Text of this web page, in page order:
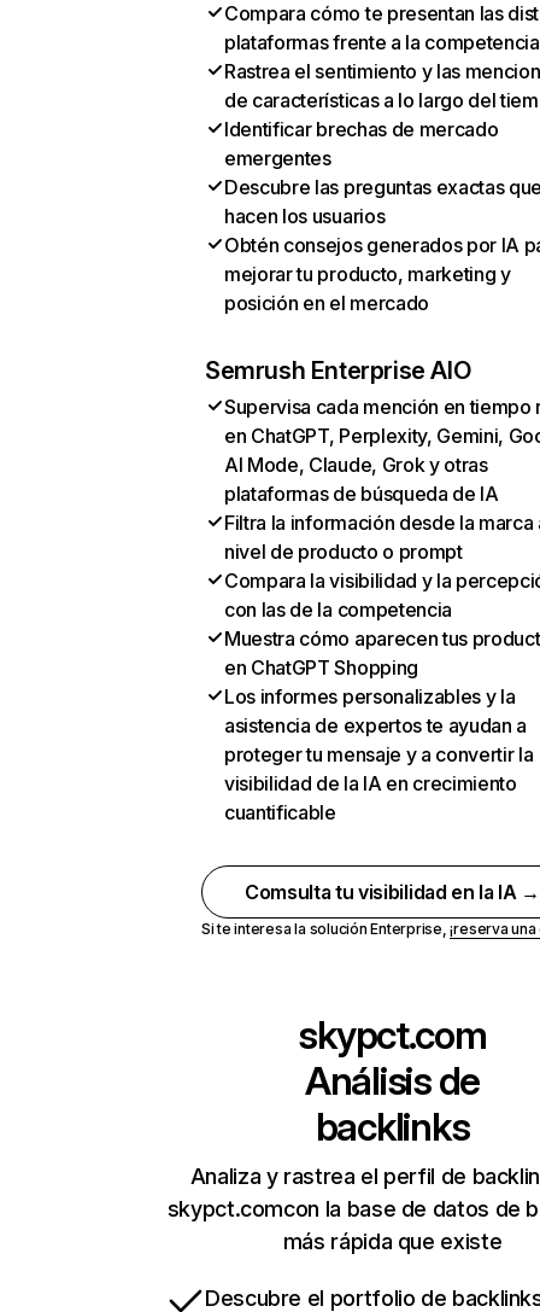
Compara cómo te presentan las
plataformas frente a la competencia
Rastrea el sentimiento y las
de características a lo largo del
Identificar brechas de mercado
emergentes
Descubre las preguntas exactas
hacen los usuarios
Obtén consejos generados por IA
mejorar tu producto, marketing y
posición en el mercado
Semrush Enterprise AIO
Supervisa cada mención en tiempo
en ChatGPT, Perplexity, Gemini,
AI Mode, Claude, Grok y otras
plataformas de búsqueda de IA
Filtra la información desde la marca
nivel de producto o prompt
Compara la visibilidad y la
con las de la competencia
Muestra cómo aparecen tus
en ChatGPT Shopping
Los informes personalizables y la
asistencia de expertos te ayudan a
proteger tu mensaje y a convertir la
visibilidad de la IA en crecimiento
cuantificable
Comsulta tu visibilidad en la IA →
Si te interesa la solución Enterprise,¡reserva
skypct.com
Análisis de
backlinks
Analiza y rastrea el perfil de
skypct.comcon la base de datos de
más rápida que existe
Descubre el portfolio de